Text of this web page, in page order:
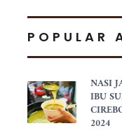
POPULAR
NASI
IBU
2024